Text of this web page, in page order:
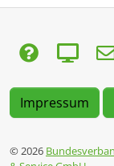
Impressum
© 2026